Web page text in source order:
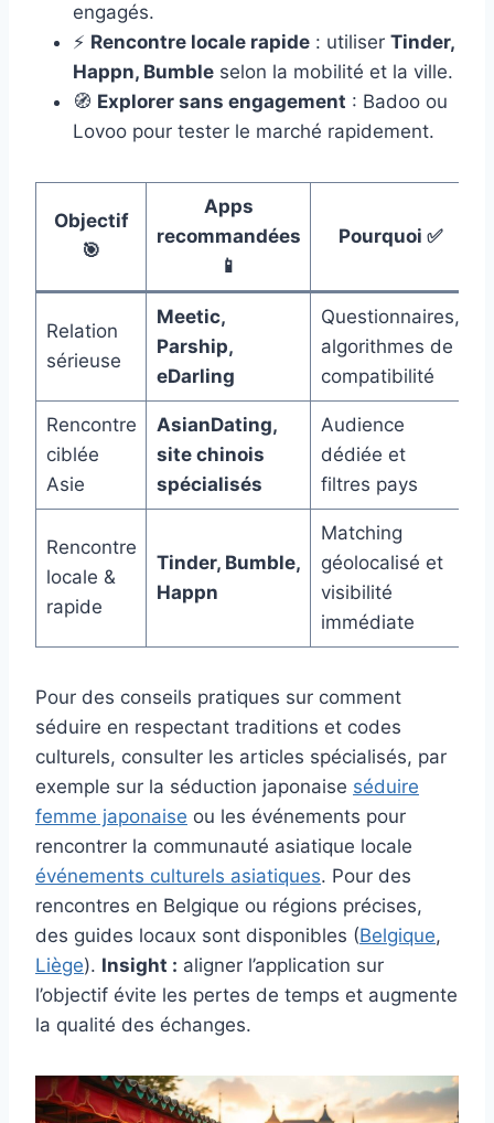
engagés.
⚡ Rencontre locale rapide : utiliser Tinder,
Happn, Bumble selon la mobilité et la ville.
🧭 Explorer sans engagement : Badoo ou
Lovoo pour tester le marché rapidement.
Objectif
🎯
Apps
recommandées
📱
Pourquoi ✅
Relation
sérieuse
Meetic,
Parship,
eDarling
Questionnaires,
algorithmes de
compatibilité
Rencontre
ciblée
Asie
AsianDating,
site chinois
spécialisés
Audience
dédiée et
filtres pays
Rencontre
locale &
rapide
Tinder, Bumble,
Happn
Matching
géolocalisé et
visibilité
immédiate
Pour des conseils pratiques sur comment
séduire en respectant traditions et codes
culturels, consulter les articles spécialisés, par
exemple sur la séduction japonaise séduire
femme japonaise ou les événements pour
rencontrer la communauté asiatique locale
événements culturels asiatiques. Pour des
rencontres en Belgique ou régions précises,
des guides locaux sont disponibles (Belgique,
Liège). Insight : aligner l’application sur
l’objectif évite les pertes de temps et augmente
la qualité des échanges.